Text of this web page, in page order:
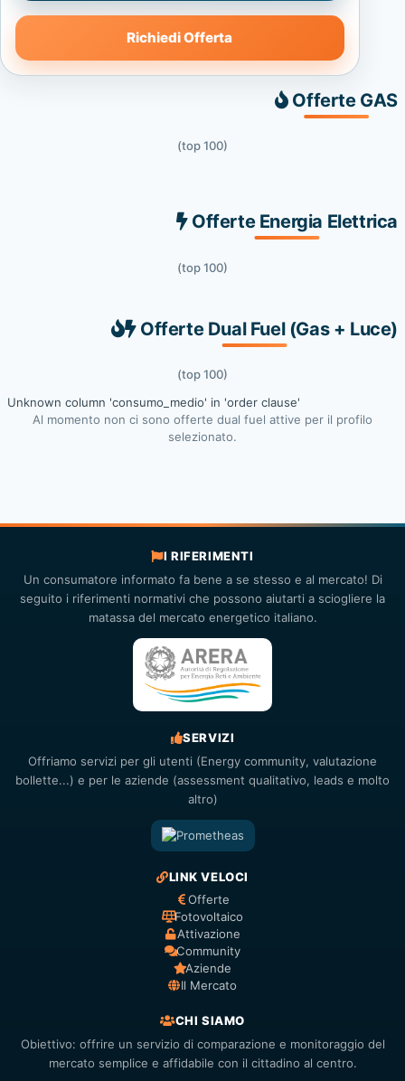
Richiedi Offerta
Offerte GAS
(top 100)
Offerte Energia Elettrica
(top 100)
Offerte Dual Fuel (Gas + Luce)
(top 100)
Unknown column 'consumo_medio' in 'order clause'
Al momento non ci sono offerte dual fuel attive per il profilo
selezionato.
I RIFERIMENTI
Un consumatore informato fa bene a se stesso e al mercato! Di
seguito i riferimenti normativi che possono aiutarti a sciogliere la
matassa del mercato energetico italiano.
SERVIZI
Offriamo servizi per gli utenti (Energy community, valutazione
bollette...) e per le aziende (assessment qualitativo, leads e molto
altro)
LINK VELOCI
Offerte
Fotovoltaico
Attivazione
Community
Aziende
Il Mercato
CHI SIAMO
Obiettivo: offrire un servizio di comparazione e monitoraggio del
mercato semplice e affidabile con il cittadino al centro.